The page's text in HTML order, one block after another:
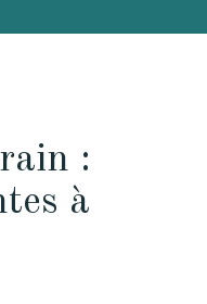
:
à